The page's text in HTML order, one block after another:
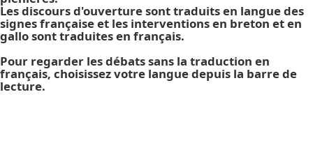
Les discours d'ouverture sont traduits en langue des
signes française et les interventions en breton et en
gallo sont traduites en français.
Pour regarder les débats sans la traduction en
français, choisissez votre langue depuis la barre de
lecture.